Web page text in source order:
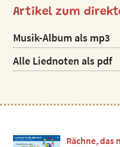
Artikel zum
Musik-Album als mp3
Alle Liednoten als pdf
Rächne, das